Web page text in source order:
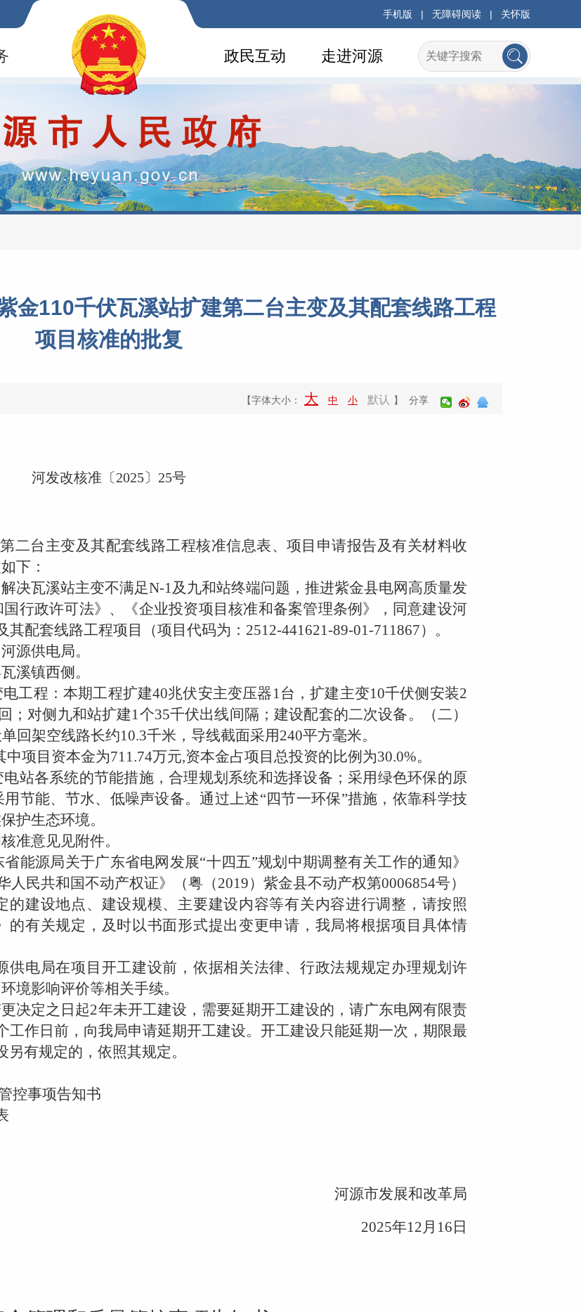
手机版 | 无障碍阅读 | 关怀版
走进河源
政民互动
金110千伏瓦溪站扩建第二台主变及其配套线路工程
项目核准的批复
【字体大小： 大 中 小 默认 】 分享
河发改核准〔 2025〕 25号
二台主变及其配套线路工程核准信息表、项目申请报告及有关材料收
下：
决瓦溪站主变不满足N-1及九和站终端问题，推进紫金县电网高质量发
行政许可法》、《企业投资项目核准和备案管理条例》，同意建设河
配套线路工程项目（项目代码为： 2512-441621-89-01-711867）。
源供电局。
溪镇西侧。
工程：本期工程扩建40兆伏安主变压器1台，扩建主变10千伏侧安装2
回；对侧九和站扩建1个35千伏出线间隔；建设配套的二次设备。（二）
回架空线路长约10.3千米，导线截面采用240平方毫米。
中项目资本金为711.74万元,资本金占项目总投资的比例为30.0%。
各系统的节能措施，合理规划系统和选择设备；采用绿色环保的原
节能、节水、低噪声设备。通过上述“四节一环保”措施，依靠科学技
护生态环境。
意见见附件。
能源局关于广东省电网发展“十四五”规划中期调整有关工作的通知》
人民共和国不动产权证》（粤（2019）紫金县不动产权第0006854号）
建设地点、建设规模、主要建设内容等有关内容进行调整，请按照
的有关规定，及时以书面形式提出变更申请，我局将根据项目具体情
电局在项目开工建设前，依据相关法律、行政法规规定办理规划许
境影响评价等相关手续。
决定之日起2年未开工建设，需要延期开工建设的，请广东电网有限责
工作日前，向我局申请延期开工建设。开工建设只能延期一次，期限最
有规定的，依照其规定。
控事项告知书
河源市发展和改革局
2025年12月16日